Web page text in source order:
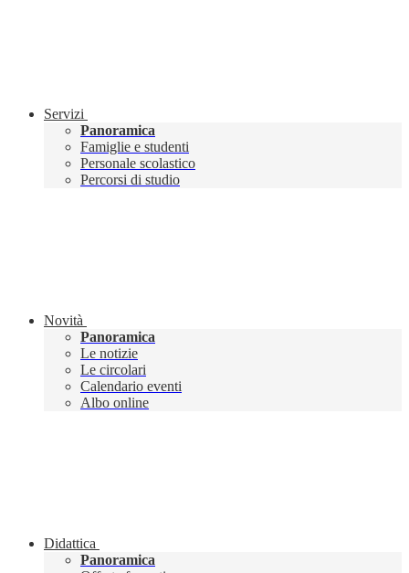
Servizi
Panoramica
Famiglie e studenti
Personale scolastico
Percorsi di studio
Novità
Panoramica
Le notizie
Le circolari
Calendario eventi
Albo online
Didattica
Panoramica